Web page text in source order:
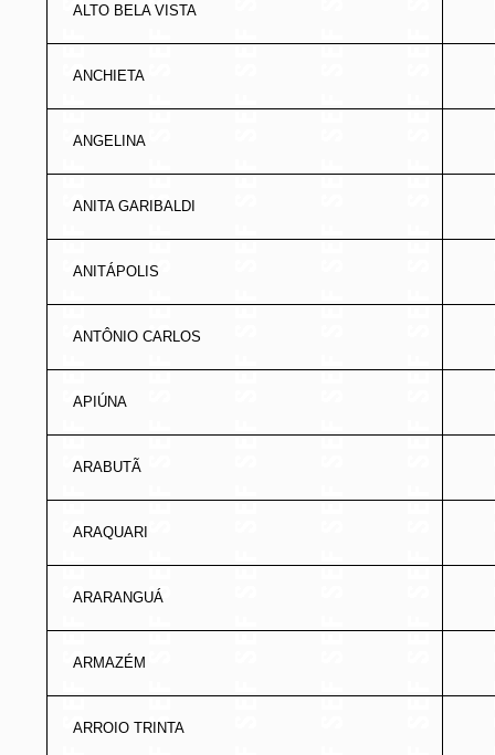
ALTO BELA VISTA
ANCHIETA
ANGELINA
ANITA GARIBALDI
ANITÁPOLIS
ANTÔNIO CARLOS
APIÚNA
ARABUTÃ
ARAQUARI
ARARANGUÁ
ARMAZÉM
ARROIO TRINTA